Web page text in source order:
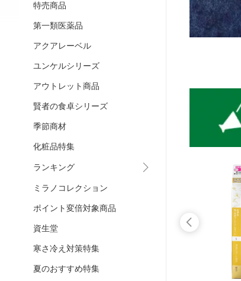
特売商品
第一類医薬品
アクアレーベル
ユンケルシリーズ
アウトレット商品
賢者の食卓シリーズ
季節商材
化粧品特集
ランキング
ミラノコレクション
ポイント変倍対象商品
資生堂
寒さ冷え対策特集
夏のおすすめ特集